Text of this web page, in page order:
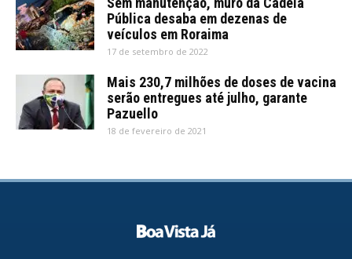
Pública desaba em dezenas de
veículos em Roraima
17 de setembro de 2022
Mais 230,7 milhões de doses de vacina
serão entregues até julho, garante
Pazuello
18 de fevereiro de 2021